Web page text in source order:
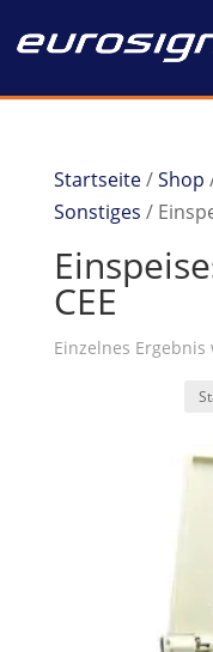
Startseite/Shop
Sonstiges /
CEE
Einzelnes